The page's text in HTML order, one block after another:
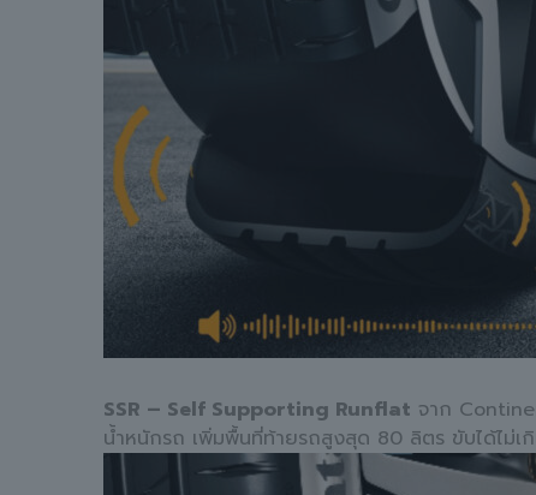
SSR – Self Supporting Runflat จาก
น้ำหนักรถ เพิ่มพื้นที่ท้ายรถสูงสุด 80 ลิตร ขับได้ไม่